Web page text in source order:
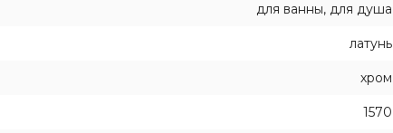
для ванны, для душа
латунь
хром
1570